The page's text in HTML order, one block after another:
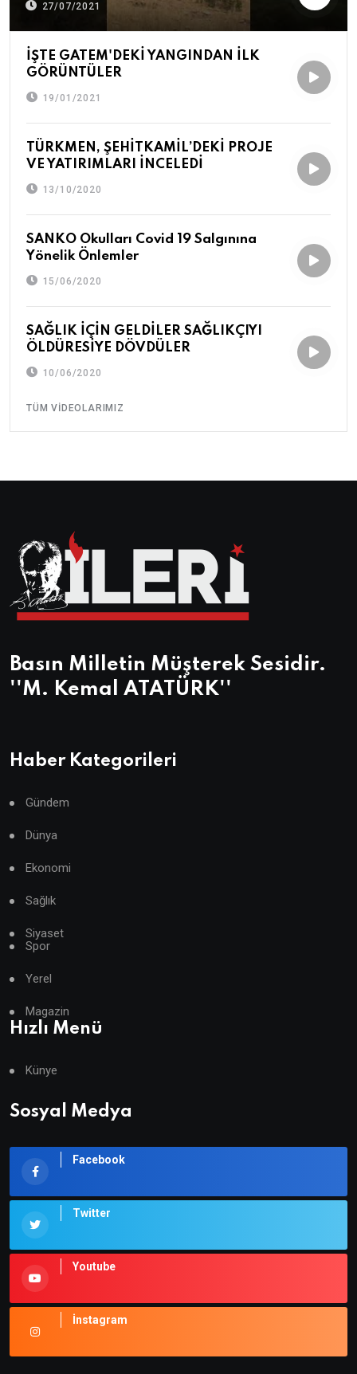
27/07/2021
İŞTE GATEM'DEKİ YANGINDAN İLK
GÖRÜNTÜLER
19/01/2021
TÜRKMEN, ŞEHİTKAMİL’DEKİ PROJE
VE YATIRIMLARI İNCELEDİ
13/10/2020
SANKO Okulları Covid 19 Salgınına
Yönelik Önlemler
15/06/2020
SAĞLIK İÇİN GELDİLER SAĞLIKÇIYI
ÖLDÜRESİYE DÖVDÜLER
10/06/2020
TÜM VIDEOLARIMIZ
Basın Milletin Müşterek Sesidir.
''M. Kemal ATATÜRK''
Haber Kategorileri
Gündem
Dünya
Ekonomi
Sağlık
Siyaset
Spor
Yerel
Magazin
Hızlı Menü
Künye
Sosyal Medya
Facebook
Twitter
Youtube
İnstagram